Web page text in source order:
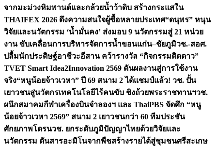
จากมะม่วงหิมพานต์และกล้วยน้ำว้าดิบ สร้างกระแสใน
THAIFEX 2026 ดึงความสนใจผู้ซื้อหลายประเทศ“ดนุพร” หนุน
วิจัยและนวัตกรรม ‘น้ำมั่นคง’ ส่งมอบ 9 นวัตกรรมสู่ 21 หน่วย
งาน ขับเคลื่อนการบริหารจัดการน้ำขอนแก่น–ชัยภูมิวช.-สอศ.
ปลื้มนักประดิษฐ์อาชีวะอีสาน คว้ารางวัล “กิจกรรมติดดาว”
TVET Smart Idea2Innovation 2569 ดันผลงานสู่การใช้งาน
จริง“หนูน้อยจ้าวเวหา” ปี 69 สนาม 2 ได้แชมป์แล้ว! วช. ปั้น
เยาวชนสู่นวัตกรเทคโนโลยีไร้คนขับ ชิงถ้วยพระราชทานฯวช.
ผนึกสมาคมกีฬาเครื่องบินจำลองฯ และ ThaiPBS จัดศึก “หนู
น้อยจ้าวเวหา 2569” สนาม 2 เยาวชนกว่า 60 ทีมประชัน
ศักยภาพโดรนวช. ยกระดับภูมิปัญญาไทยด้วยวิจัยและ
นวัตกรรม ดันสารอะมิโนจากพืชสร้างรายได้สู่ชุมชนศรีสะเกษ